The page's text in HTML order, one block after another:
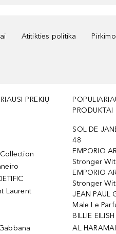
Atitikties politika
PREKIŲ
Laurent
PRODUKTAI
SOL DE
48
EMPORIO
Stronger
EMPORIO
Stronger
JEAN PAUL
Male Le
BILLIE
AL